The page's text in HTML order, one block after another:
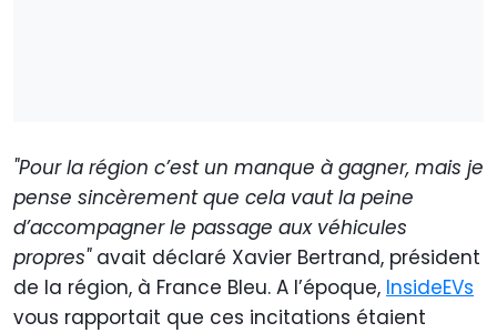
"Pour la région c’est un manque à gagner, mais je
pense sincèrement que cela vaut la peine
d’accompagner le passage aux véhicules
propres"avait déclaré Xavier Bertrand, président
de la région, à France Bleu. A l’époque, InsideEVs
vous rapportait que ces incitations étaient